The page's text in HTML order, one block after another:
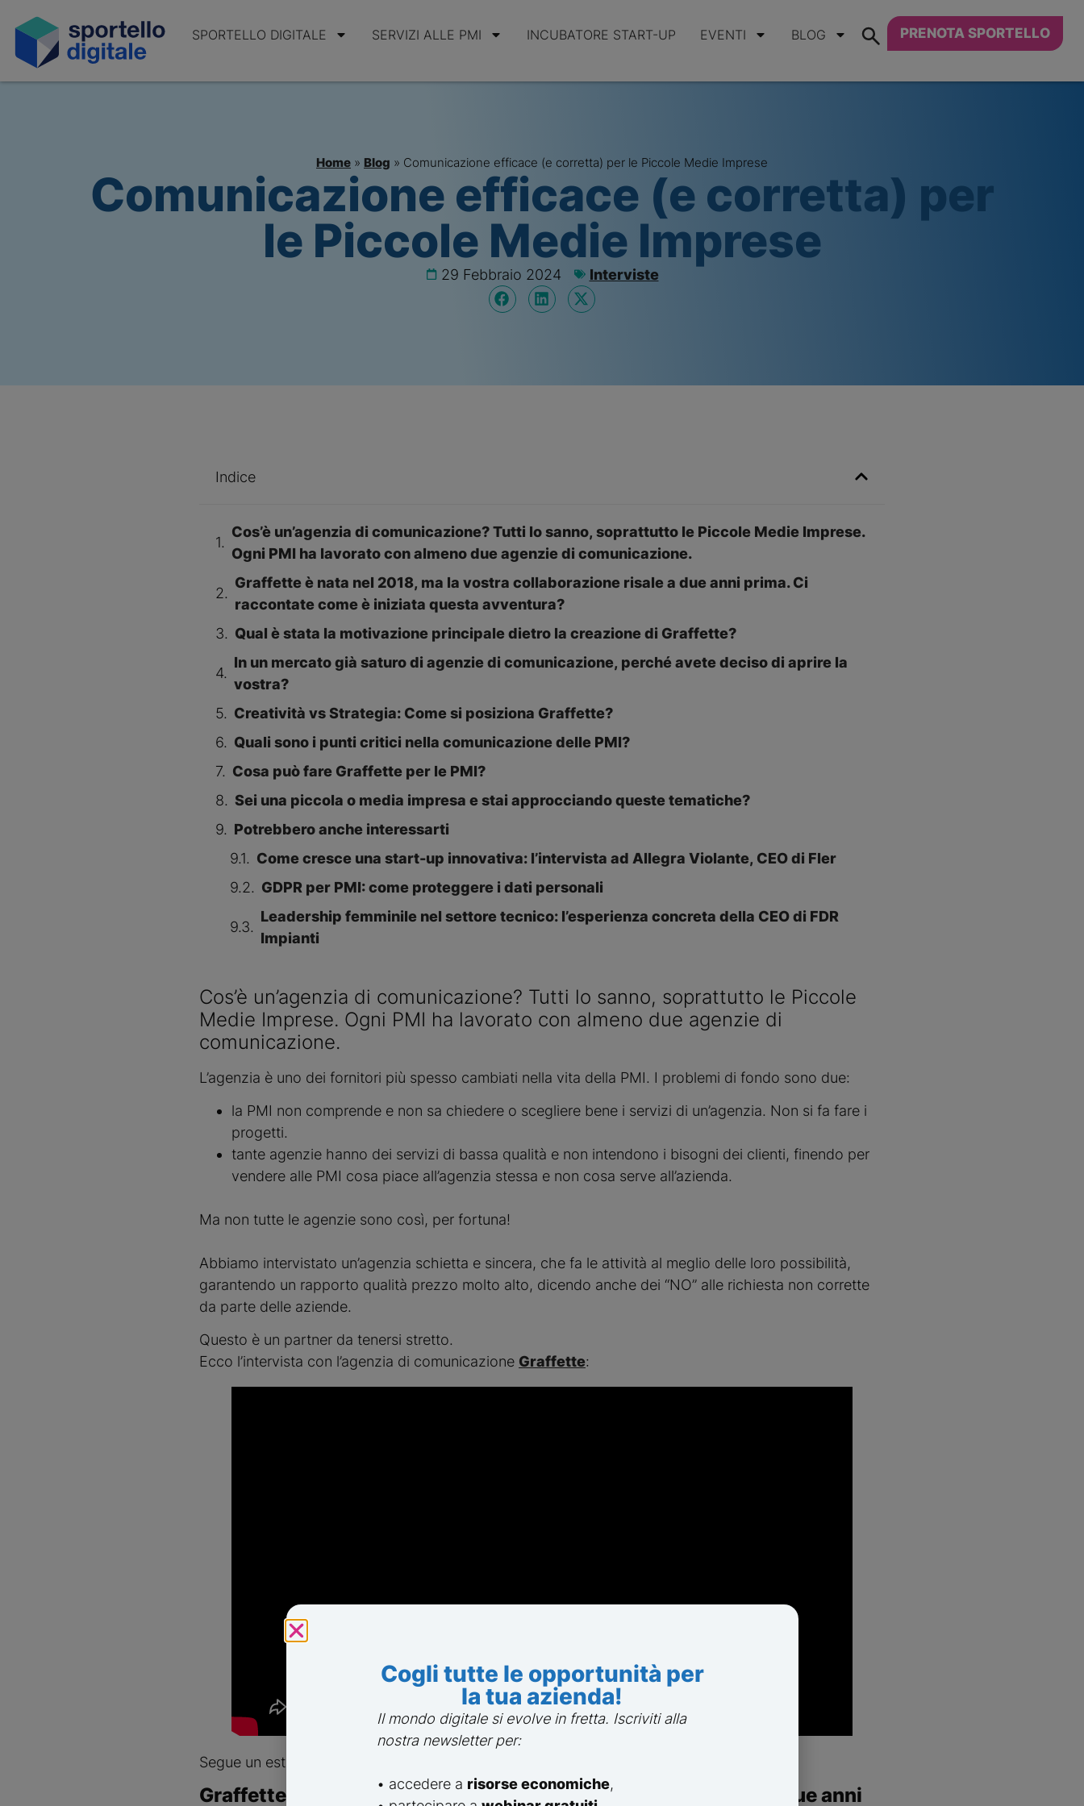
SPORTELLO DIGITALE SERVIZI ALLE PMI INCUBATORE START-UP EVENTI BLOG PRENOTA SPORTELLO
Home » Blog » Comunicazione efficace (e corretta) per le Piccole Medie Imprese
Comunicazione efficace (e corretta) per
le Piccole Medie Imprese
29 Febbraio 2024 Interviste
Indice
Cos’è un’agenzia di comunicazione? Tutti lo sanno, soprattutto le Piccole Medie Imprese.
Ogni PMI ha lavorato con almeno due agenzie di comunicazione.
Graffette è nata nel 2018, ma la vostra collaborazione risale a due anni prima. Ci
raccontate come è iniziata questa avventura?
Qual è stata la motivazione principale dietro la creazione di Graffette?
In un mercato già saturo di agenzie di comunicazione, perché avete deciso di aprire la
vostra?
Creatività vs Strategia: Come si posiziona Graffette?
Quali sono i punti critici nella comunicazione delle PMI?
Cosa può fare Graffette per le PMI?
Sei una piccola o media impresa e stai approcciando queste tematiche?
Potrebbero anche interessarti
Come cresce una start-up innovativa: l’intervista ad Allegra Violante, CEO di Fler
GDPR per PMI: come proteggere i dati personali
Leadership femminile nel settore tecnico: l’esperienza concreta della CEO di FDR
Impianti
Cos’è un’agenzia di comunicazione? Tutti lo sanno, soprattutto le Piccole
Medie Imprese. Ogni PMI ha lavorato con almeno due agenzie di
comunicazione.
L’agenzia è uno dei fornitori più spesso cambiati nella vita della PMI. I problemi di fondo sono due:
la PMI non comprende e non sa chiedere o scegliere bene i servizi di un’agenzia. Non si fa fare i
progetti.
tante agenzie hanno dei servizi di bassa qualità e non intendono i bisogni dei clienti, finendo per
vendere alle PMI cosa piace all’agenzia stessa e non cosa serve all’azienda.
Ma non tutte le agenzie sono così, per fortuna!
Abbiamo intervistato un’agenzia schietta e sincera, che fa le attività al meglio delle loro possibilità,
garantendo un rapporto qualità prezzo molto alto, dicendo anche dei “NO” alle richiesta non corrette
da parte delle aziende.
Questo è un partner da tenersi stretto.
Ecco l’intervista con l’agenzia di comunicazione Graffette:
Segue un estratto dell’intervista con i temi principali.
Graffette è nata nel 2018, ma la vostra collaborazione risale a due anni
Cogli tutte le opportunità per
la tua azienda!
Il mondo digitale si evolve in fretta. Iscriviti alla
nostra newsletter per:
• accedere a risorse economiche,